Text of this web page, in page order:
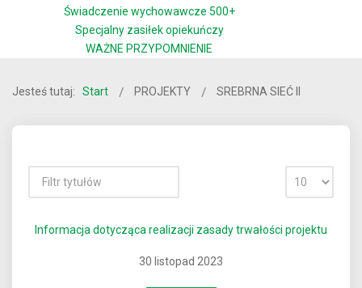
Świadczenie wychowawcze 500+
Specjalny zasiłek opiekuńczy
WAŻNE PRZYPOMNIENIE
Jesteś tutaj: Start PROJEKTY SREBRNA SIEĆ II
Informacja dotycząca realizacji zasady trwałości projektu
30 listopad 2023